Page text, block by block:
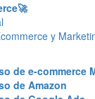
y
de e-commerce
de Amazon